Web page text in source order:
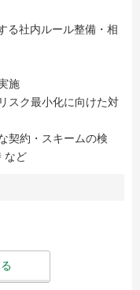
る社内ルール整備・相
施
スク最小化に向けた対
契約・スキームの検
など